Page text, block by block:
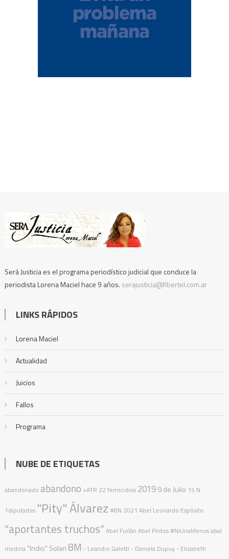
Será Justicia es el programa periodístico judicial que conduce la
periodista Lorena Maciel hace 9 años. serajusticia@fibertel.com.ar
LINKS RÁPIDOS
Lorena Maciel
Actualidad
Juicios
Fallos
Programa
NUBE DE ETIQUETAS
abandonado abandono +ATR 22 femicidios 20199 de Julio 15 N
1diputados "Pity" Álvarez #8N 2021 Abel Leonardo Espósito
“aportantes truchos” Abel Furlán Abel Pintos #NiUnaMenosabal
medina "Indio" Solari8M - Leandro Galetti - Daniela Dupuy - Elizabeth